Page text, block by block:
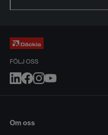
FÖLJ OSS
Om oss